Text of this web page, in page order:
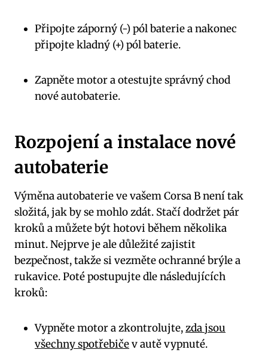
Připojte záporný (-) pól baterie a nakonec
připojte kladný (+) pól baterie.
Zapněte motor a otestujte správný chod
nové autobaterie.
Rozpojení a instalace nové
autobaterie
Výměna autobaterie ve vašem Corsa B není tak
složitá, jak by se mohlo zdát. Stačí dodržet pár
kroků a můžete být hotovi během několika
minut. Nejprve je ale důležité zajistit
bezpečnost, takže si vezměte ochranné brýle a
rukavice. Poté postupujte dle následujících
kroků:
Vypněte motor a zkontrolujte,zda jsou
všechny spotřebičev autě vypnuté.